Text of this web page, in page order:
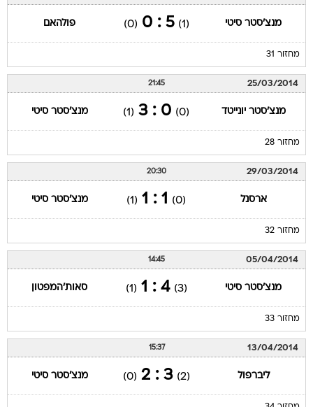
מנצ'סטר סיטי (1)
5 : 0
(0) פולהאם
מחזור 31
25/03/2014
21:45
מנצ'סטר יונייטד (0)
0 : 3
(1) מנצ'סטר סיטי
מחזור 28
29/03/2014
20:30
ארסנל (0)
1 : 1
(1) מנצ'סטר סיטי
מחזור 32
05/04/2014
14:45
מנצ'סטר סיטי (3)
4 : 1
(1) סאות'המפטון
מחזור 33
13/04/2014
15:37
ליברפול (2)
3 : 2
(0) מנצ'סטר סיטי